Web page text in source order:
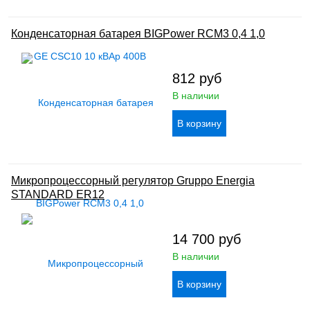
Конденсаторная батарея BIGPower RCM3 0,4 1,0
812 руб
В наличии
Микропроцессорный регулятор Gruppo Energia
STANDARD ER12
14 700 руб
В наличии